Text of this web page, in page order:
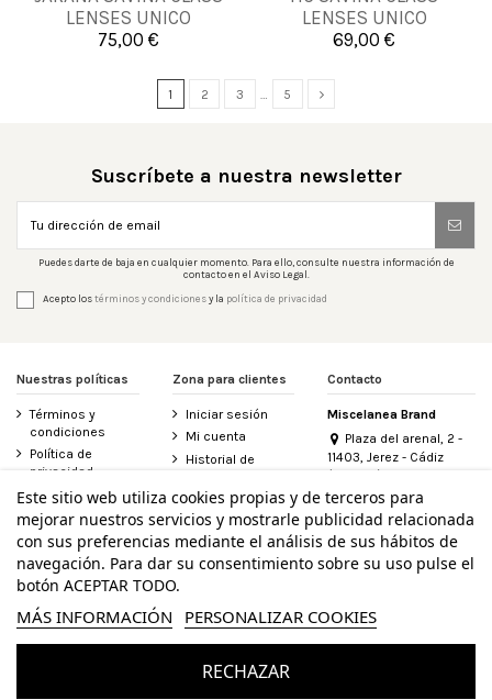
LENSES UNICO
75,00 €
UNICA
Añadir al carrito
LENSES UNICO
69,00 €
UNICA
Añadir al carrito
1 2 3 5
Suscríbete a nuestra newsletter
Puedes darte de baja en cualquier momento. Para ello, consulte nuestra información de
contacto en el Aviso Legal.
Acepto lostérminos y condicionesy la política de privacidad
Nuestras políticas
Términos y
condiciones
Política de
privacidad
Aviso legal
Política de
cookies
Accesibilidad
Zona para clientes
Iniciar sesión
Mi cuenta
Historial de
Contacte con
nosotros
Derecho de
desistimiento
Contacto
Miscelanea Brand
Plaza del arenal, 2 -
11403, Jerez - Cádiz
(España)
956 155 340
info@miscelanea.online
Este sitio web utiliza cookies propias y de terceros para
mejorar nuestros servicios y mostrarle publicidad relacionada
con sus preferencias mediante el análisis de sus hábitos de
navegación. Para dar su consentimiento sobre su uso pulse el
botón ACEPTAR TODO.
MÁS INFORMACIÓN PERSONALIZAR COOKIES
RECHAZAR
Ejercer derecho de desistimiento